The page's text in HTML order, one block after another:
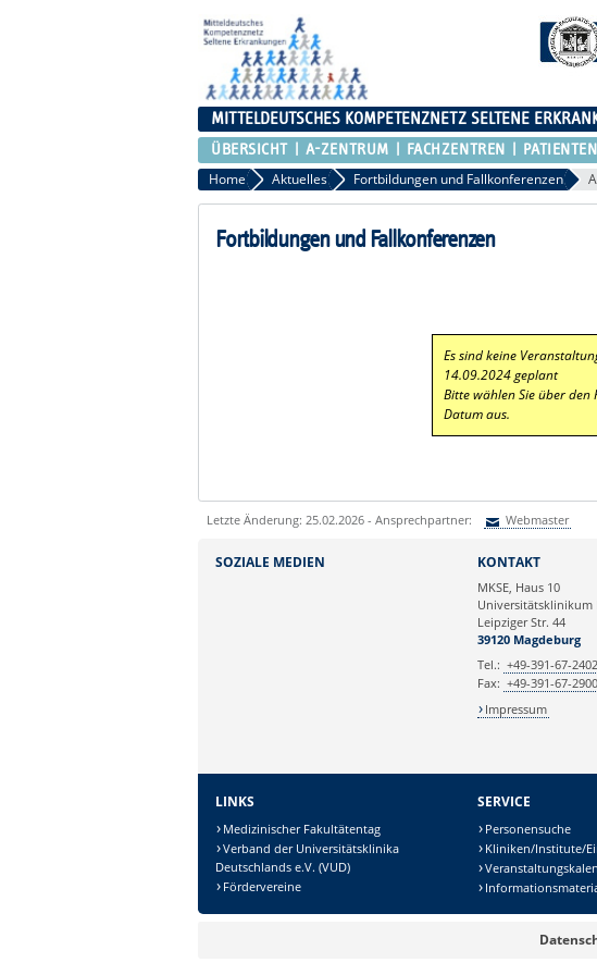
MITTELDEUTSCHES KOMPETENZNETZ SELTENE
ÜBERSICHT A-ZENTRUM FACHZENTREN
Home Aktuelles Fortbildungen und Fallkonferenzen
Fortbildungen und Fallkonferenzen
Es sind keine
14.09.2024 geplant
Bitte wählen Sie über den
Datum aus.
Letzte Änderung: 25.02.2026 - Ansprechpartner: Webmaster
Sicherheitsabfrage:
SOZIALE MEDIEN KONTAKT
MKSE, Haus 10
Universitätsklinikum
Leipziger Str. 44
39120 Magdeburg
Tel.: +49-391-67-
Fax: +49-391-67-
Impressum
LINKS
Medizinischer Fakultätentag
Verband der Universitätsklinika
Deutschlands e.V. (VUD)
Fördervereine
SERVICE
Personensuche
Kliniken/Institute/